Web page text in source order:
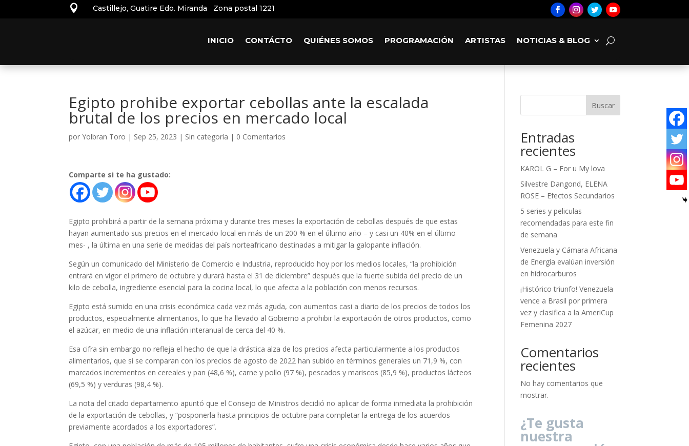
 Castillejo, Guatire Edo. Miranda Zona postal 1221
INICIO CONTÁCTO QUIÉNES SOMOS PROGRAMACIÓN ARTISTAS NOTICIAS & BLOG
Egipto prohibe exportar cebollas ante la escalada
brutal de los precios en mercado local
porYolbran Toro | Sep 25, 2023 | Sin categoría | 0 Comentarios
Comparte si te ha gustado:
Egipto prohibirá a partir de la semana próxima y durante tres meses la exportación de cebollas después de que estas
hayan aumentado sus precios en el mercado local en más de un 200 % en el último año – y casi un 40% en el último
mes- , la última en una serie de medidas del país norteafricano destinadas a mitigar la galopante inflación.
Según un comunicado del Ministerio de Comercio e Industria, reproducido hoy por los medios locales, “la prohibición
entrará en vigor el primero de octubre y durará hasta el 31 de diciembre” después que la fuerte subida del precio de un
kilo de cebolla, ingrediente esencial para la cocina local, lo que afecta a la población con menos recursos.
Egipto está sumido en una crisis económica cada vez más aguda, con aumentos casi a diario de los precios de todos los
productos, especialmente alimentarios, lo que ha llevado al Gobierno a prohibir la exportación de otros productos, como
el azúcar, en medio de una inflación interanual de cerca del 40 %.
Esa cifra sin embargo no refleja el hecho de que la drástica alza de los precios afecta particularmente a los productos
alimentarios, que si se comparan con los precios de agosto de 2022 han subido en términos generales un 71,9 %, con
marcados incrementos en cereales y pan (48,6 %), carne y pollo (97 %), pescados y mariscos (85,9 %), productos lácteos
(69,5 %) y verduras (98,4 %).
La nota del citado departamento apuntó que el Consejo de Ministros decidió no aplicar de forma inmediata la prohibición
de la exportación de cebollas, y “posponerla hasta principios de octubre para completar la entrega de los acuerdos
previamente acordados a los exportadores”.
Buscar
Entradas
recientes
KAROL G – For u My lova
Silvestre Dangond, ELENA
ROSE – Efectos Secundarios
5 series y peliculas
recomendadas para este fin
de semana
Venezuela y Cámara Africana
de Energía evalúan inversión
en hidrocarburos
¡Histórico triunfo! Venezuela
vence a Brasil por primera
vez y clasifica a la AmeriCup
Femenina 2027
Comentarios
recientes
No hay comentarios que
mostrar.
¿Te gusta
nuestra